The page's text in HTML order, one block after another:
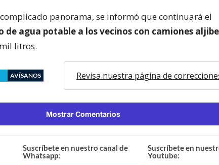
panorama, se informó que continuará el
de agua potable a los vecinos con camiones
litros.
AVÍSANOS Revisa nuestra página de
Mostrar Comentarios
Suscríbete en nuestro canal de
Whatsapp:
Suscríbete en
Youtube: